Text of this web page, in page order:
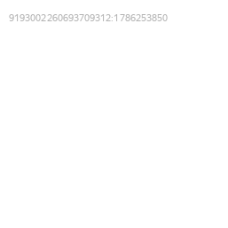
9193002260693709312:1786253850